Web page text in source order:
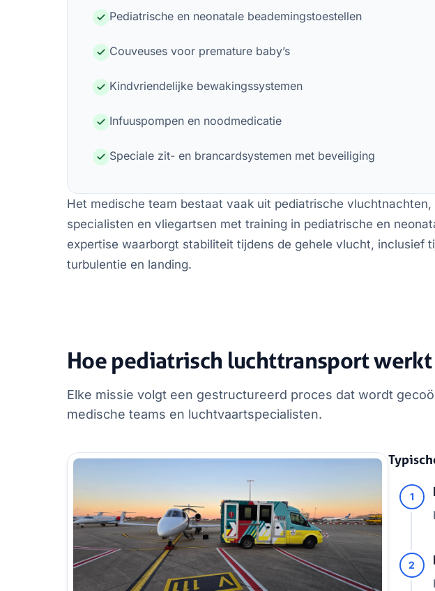
Pediatrische en neonatale beademingstoestellen
Couveuses voor premature baby’s
Kindvriendelijke bewakingssystemen
Infuuspompen en noodmedicatie
Speciale zit- en brancardsystemen met beveiliging
Het medische team bestaat vaak uit pediatrische vluchtnachten,
specialisten en vliegartsen met training in pediatrische en
expertise waarborgt stabiliteit tijdens de gehele vlucht, inclusief
turbulentie en landing.
Hoe pediatrisch luchttransport werkt
Elke missie volgt een gestructureerd proces dat wordt
medische teams en luchtvaartspecialisten.
1
2